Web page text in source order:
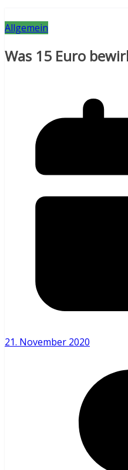
Allgemein
Was 15 Euro
21. November 2020